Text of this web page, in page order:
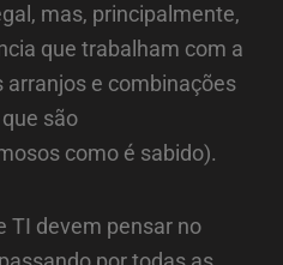
mas, principalmente,
que trabalham com a
e combinações
são
como é sabido).
TI devem pensar no